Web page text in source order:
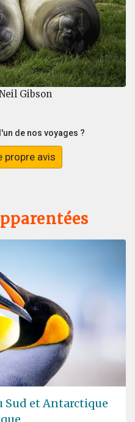
Gibson
de nos voyages ?
propre avis
Sud et Antarctique